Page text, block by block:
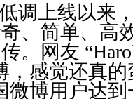
调上线以来
、简单、高
。网友
，感觉还真
微博用户达